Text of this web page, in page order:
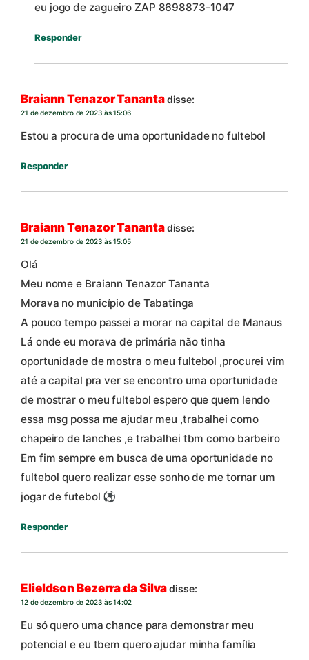
eu jogo de zagueiro ZAP 8698873-1047
Responder
Braiann Tenazor Tanantadisse:
21 de dezembro de 2023 às 15:06
Estou a procura de uma oportunidade no fultebol
Responder
Braiann Tenazor Tanantadisse:
21 de dezembro de 2023 às 15:05
Olá
Meu nome e Braiann Tenazor Tananta
Morava no município de Tabatinga
A pouco tempo passei a morar na capital de Manaus
Lá onde eu morava de primária não tinha
oportunidade de mostra o meu fultebol ,procurei vim
até a capital pra ver se encontro uma oportunidade
de mostrar o meu fultebol espero que quem lendo
essa msg possa me ajudar meu ,trabalhei como
chapeiro de lanches ,e trabalhei tbm como barbeiro
Em fim sempre em busca de uma oportunidade no
fultebol quero realizar esse sonho de me tornar um
jogar de futebol ⚽
Responder
Elieldson Bezerra da Silvadisse:
12 de dezembro de 2023 às 14:02
Eu só quero uma chance para demonstrar meu
potencial e eu tbem quero ajudar minha família